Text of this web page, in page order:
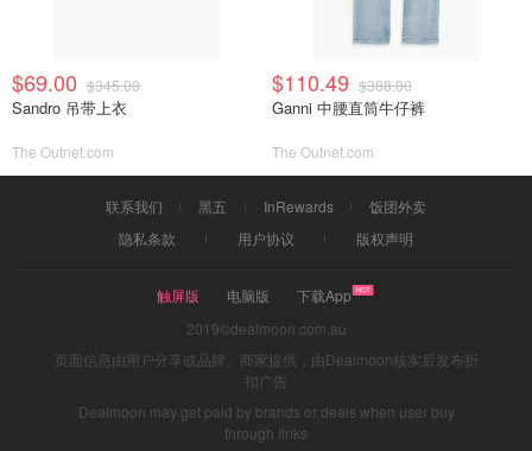
$69.00 $345.00
Sandro 吊带上衣
The Outnet.com
$110.49 $388.00
Ganni 中腰直筒牛仔裤
The Outnet.com
联系我们 黑五 InRewards
饭团外卖
隐私条款
用户协议 版权声明
触屏版 电脑版
下载App
2019©dealmoon.com.au
页面信息由用户分享或品牌、商家提供，由Dealmoon核实后发布折
扣广告
Dealmoon may get paid by brands or deals when user buy
through links